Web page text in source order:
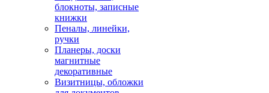
блокноты, записные
книжки
Пеналы, линейки,
ручки
Планеры, доски
магнитные
декоративные
Визитницы, обложки